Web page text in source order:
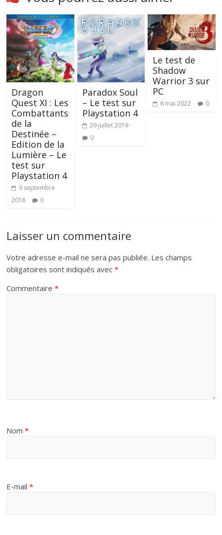
Dragon
Quest XI : Les
Combattants
de la
Destinée –
Edition de la
Lumière – Le
test sur
Playstation 4
9 septembre
2018
0
Paradox Soul
– Le test sur
Playstation 4
29 juillet 2019
0
Le test de
Shadow
Warrior 3 sur
PC
6 mai 2022 0
Laisser un commentaire
Votre adresse e-mail ne sera pas publiée. Les champs
obligatoires sont indiqués avec*
Commentaire*
Nom*
E-mail*